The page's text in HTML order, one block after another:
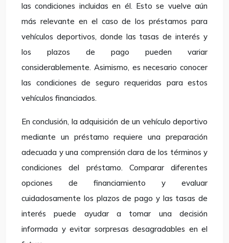
las condiciones incluidas en él. Esto se vuelve aún
más relevante en el caso de los préstamos para
vehículos deportivos, donde las tasas de interés y
los plazos de pago pueden variar
considerablemente. Asimismo, es necesario conocer
las condiciones de seguro requeridas para estos
vehículos financiados.
En conclusión, la adquisición de un vehículo deportivo
mediante un préstamo requiere una preparación
adecuada y una comprensión clara de los términos y
condiciones del préstamo. Comparar diferentes
opciones de financiamiento y evaluar
cuidadosamente los plazos de pago y las tasas de
interés puede ayudar a tomar una decisión
informada y evitar sorpresas desagradables en el